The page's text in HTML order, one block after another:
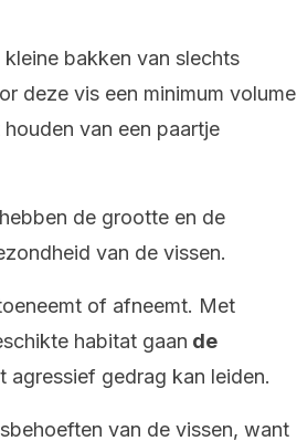
bakken van slechts
deze vis een minimum volume
van een paartje
de grootte en de
van de vissen.
of afneemt. Met
habitat gaan de
agressief gedrag kan leiden.
van de vissen, want